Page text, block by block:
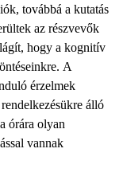
továbbá a kutatás
az részvevők
hogy a kognitív
A
érzelmek
álló
órára olyan
vannak